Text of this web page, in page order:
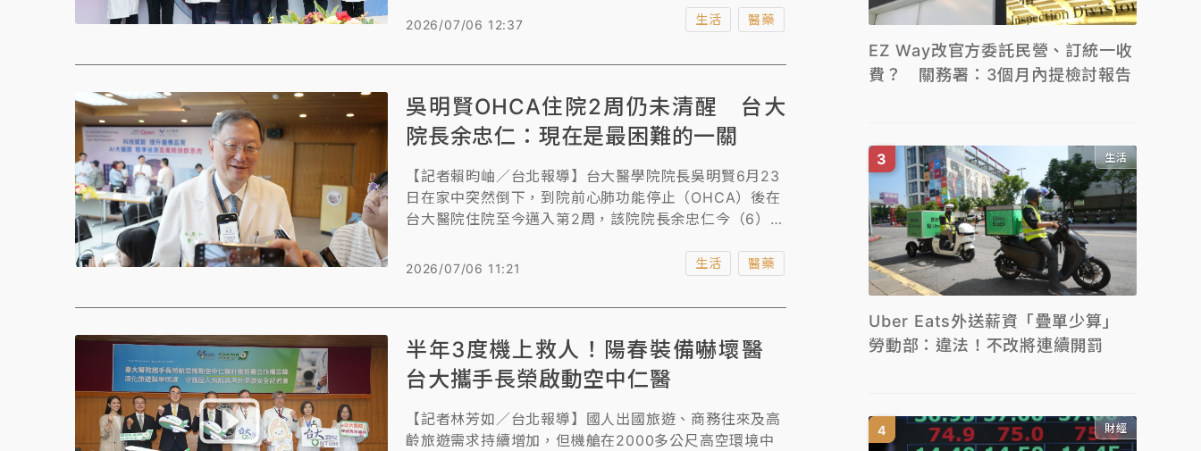
瘤偵測率，對降低未來大腸癌發生風險具有重要臨床意
Open》。
2026/07/06 12:37 生活 醫藥
吳明賢OHCA住院2周仍未清醒 台大
院長余忠仁：現在是最困難的一關
【記者賴昀岫／台北報導】台大醫學院院長吳明賢6月23
日在家中突然倒下，到院前心肺功能停止（OHCA）後在
台大醫院住院至今邁入第2周，該院院長余忠仁今（6）日
是在整個神志的恢復」，真的需要等待，也沒有很好的藥
等他恢復。
2026/07/06 11:21 生活 醫藥
半年3度機上救人！陽春裝備嚇壞醫
台大攜手長榮啟動空中仁醫
【記者林芳如／台北報導】國人出國旅遊、商務往來及高
齡旅遊需求持續增加，但機艙在2000多公尺高空環境中
EZ Way改官方委託民營、訂統一收
費？ 關務署：3個月內提檢討報告
生活
Uber Eats外送薪資「疊單少算」
勞動部：違法！不改將連續開罰
財經